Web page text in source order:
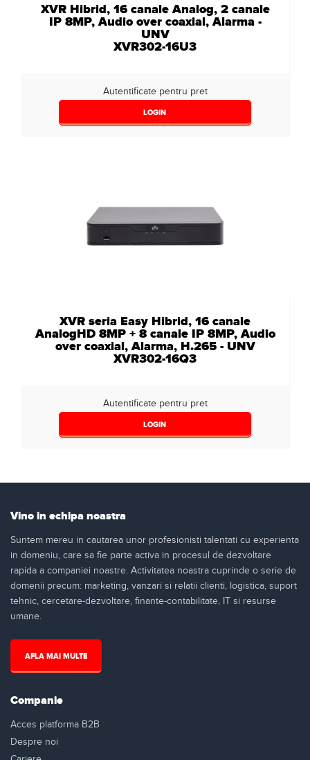
XVR Hibrid, 16 canale Analog, 2 canale
IP 8MP, Audio over coaxial, Alarma -
UNV
XVR302-16U3
Autentificate pentru pret
LOGIN
XVR seria Easy Hibrid, 16 canale
AnalogHD 8MP + 8 canale IP 8MP, Audio
over coaxial, Alarma, H.265 - UNV
XVR302-16Q3
Autentificate pentru pret
LOGIN
Vino in echipa noastra
Suntem mereu in cautarea unor profesionisti talentati cu experienta
in domeniu, care sa fie parte activa in procesul de dezvoltare
rapida a companiei noastre. Activitatea noastra cuprinde o serie de
domenii precum: marketing, vanzari si relatii clienti, logistica, suport
tehnic, cercetare-dezvoltare, finante-contabilitate, IT si resurse
umane.
AFLA MAI MULTE
Companie
Acces platforma B2B
Despre noi